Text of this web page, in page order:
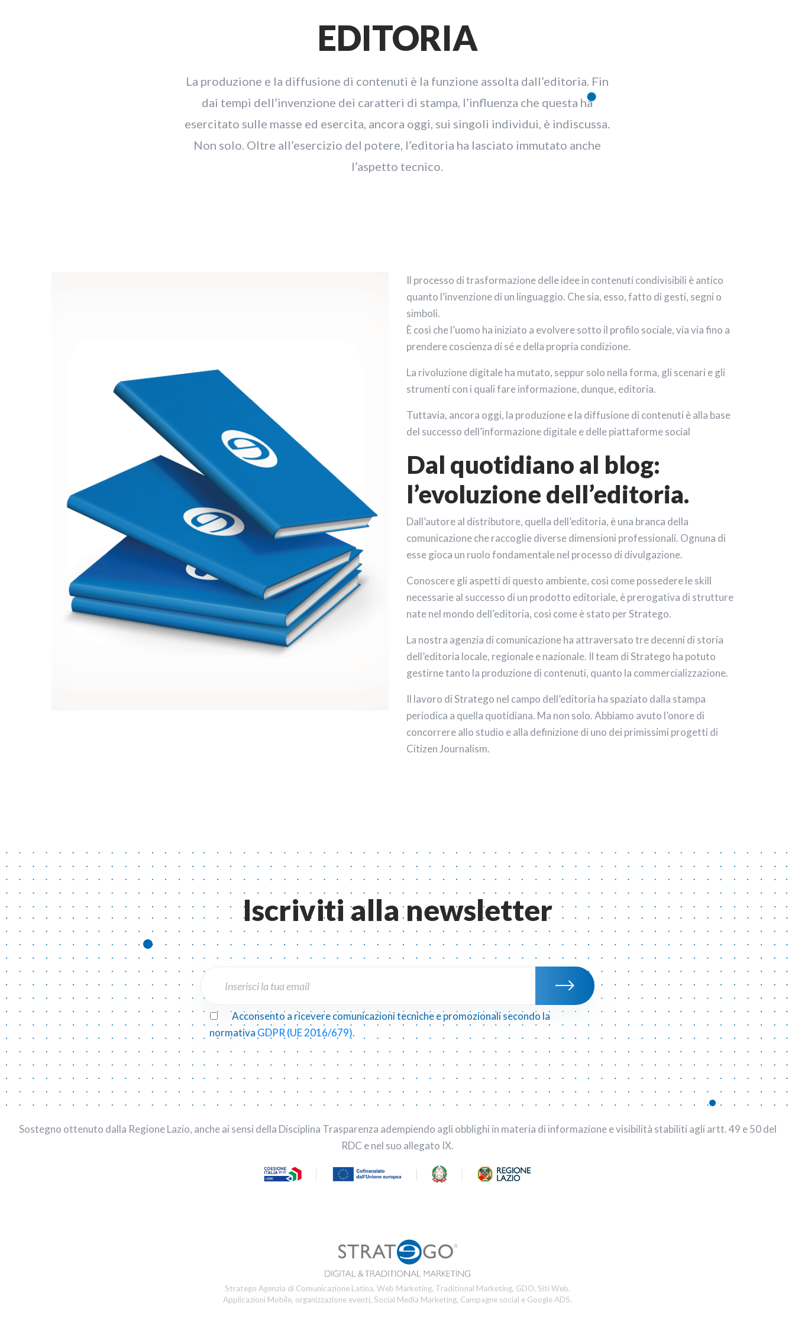
EDITORIA
La produzione e la diffusione di contenuti è la funzione assolta dall’editoria. Fin
dai tempi dell’invenzione dei caratteri di stampa, l’influenza che questa ha
esercitato sulle masse ed esercita, ancora oggi, sui singoli individui, è indiscussa.
Non solo. Oltre all’esercizio del potere, l’editoria ha lasciato immutato anche
l’aspetto tecnico.
Il processo di trasformazione delle idee in contenuti condivisibili è antico
quanto l’invenzione di un linguaggio. Che sia, esso, fatto di gesti, segni o
simboli.
È così che l’uomo ha iniziato a evolvere sotto il profilo sociale, via via fino a
prendere coscienza di sé e della propria condizione.
La rivoluzione digitale ha mutato, seppur solo nella forma, gli scenari e gli
strumenti con i quali fare informazione, dunque, editoria.
Tuttavia, ancora oggi, la produzione e la diffusione di contenuti è alla base
del successo dell’informazione digitale e delle piattaforme social
Dal quotidiano al blog:
l’evoluzione dell’editoria.
Dall’autore al distributore, quella dell’editoria, è una branca della
comunicazione che raccoglie diverse dimensioni professionali. Ognuna di
esse gioca un ruolo fondamentale nel processo di divulgazione.
Conoscere gli aspetti di questo ambiente, così come possedere le skill
necessarie al successo di un prodotto editoriale, è prerogativa di strutture
nate nel mondo dell’editoria, così come è stato per Stratego.
La nostra agenzia di comunicazione ha attraversato tre decenni di storia
dell’editoria locale, regionale e nazionale. Il team di Stratego ha potuto
gestirne tanto la produzione di contenuti, quanto la commercializzazione.
Il lavoro di Stratego nel campo dell’editoria ha spaziato dalla stampa
periodica a quella quotidiana. Ma non solo. Abbiamo avuto l’onore di
concorrere allo studio e alla definizione di uno dei primissimi progetti di
Citizen Journalism.
Iscriviti alla newsletter
Acconsento a ricevere comunicazioni tecniche e promozionali secondo la
normativa GDPR (UE 2016/679).
Sostegno ottenuto dalla Regione Lazio, anche ai sensi della Disciplina Trasparenza adempiendo agli obblighi in materia di informazione e visibilità stabiliti agli artt. 49 e 50 del
RDC e nel suo allegato IX.
Stratego Agenzia di Comunicazione Latina. Web Marketing, Traditional Marketing, GDO, Siti Web.
Applicazioni Mobile, organizzazione eventi, Social Media Marketing, Campagne social e Google ADS.